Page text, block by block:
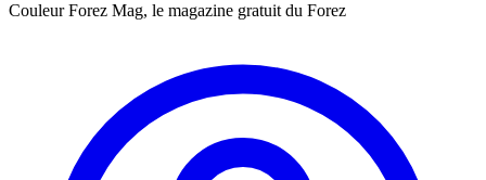
Couleur Forez Mag, le magazine gratuit du Forez